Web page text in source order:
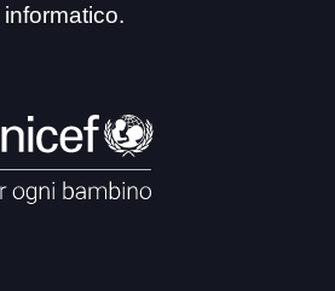
informatico.